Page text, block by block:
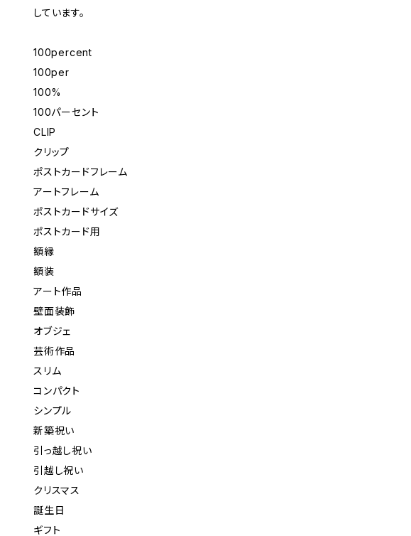
しています。
100percent
100per
100%
100パーセント
CLIP
クリップ
ポストカードフレーム
アートフレーム
ポストカードサイズ
ポストカード用
額縁
額装
アート作品
壁面装飾
オブジェ
芸術作品
スリム
コンパクト
シンプル
新築祝い
引っ越し祝い
引越し祝い
クリスマス
誕生日
ギフト